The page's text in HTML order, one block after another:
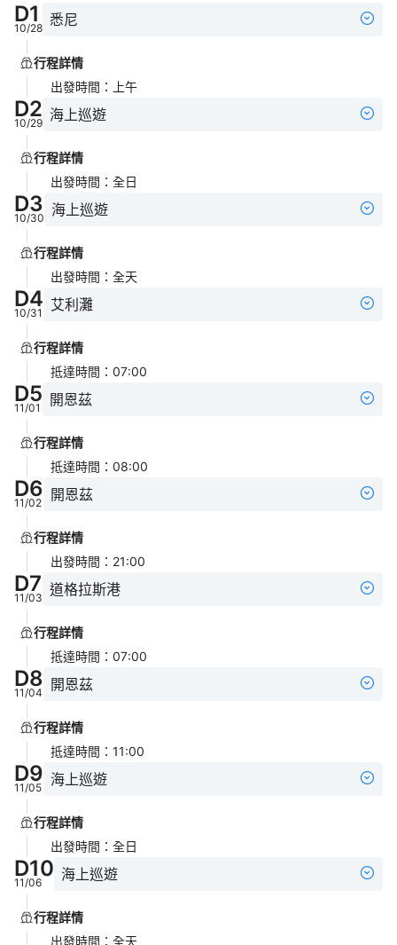
D1
10/28 悉尼
行程詳情
出發時間 ： 上午
D2
10/29 海上巡遊
行程詳情
出發時間 ： 全日
D3
10/30 海上巡遊
行程詳情
出發時間 ： 全天
D4
10/31 艾利灘
行程詳情
抵達時間 ： 07:00
D5
11/01 開恩茲
行程詳情
抵達時間 ： 08:00
D6
11/02 開恩茲
行程詳情
出發時間 ： 21:00
D7
11/03 道格拉斯港
行程詳情
抵達時間 ： 07:00
D8
11/04 開恩茲
行程詳情
抵達時間 ： 11:00
D9
11/05 海上巡遊
行程詳情
出發時間 ： 全日
D10
11/06 海上巡遊
行程詳情
出發時間 ： 全天